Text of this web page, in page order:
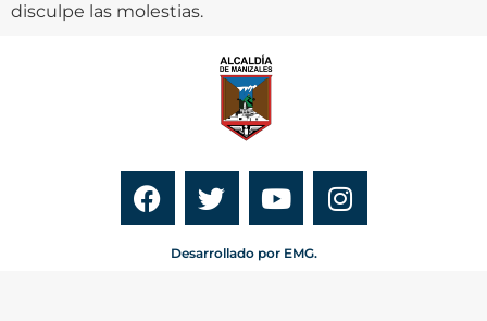
disculpe las molestias.
Desarrollado por EMG.